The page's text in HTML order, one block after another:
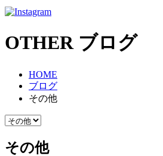
OTHER ブログ
HOME
ブログ
その他
その他